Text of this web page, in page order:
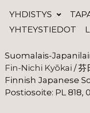
YHDISTYS
YHTEYSTIEDOT
Suomalais-
Fin-Nichi Kyōkai / 芬
Finnish Japanese
Postiosoite: PL 818,